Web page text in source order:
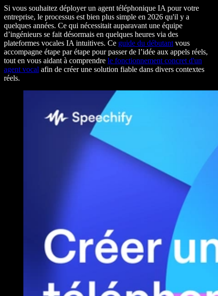
Si vous souhaitez déployer un agent téléphonique IA pour votre
entreprise, le processus est bien plus simple en 2026 qu'il y a
quelques années. Ce qui nécessitait auparavant une équipe
d’ingénieurs se fait désormais en quelques heures via des
plateformes vocales IA intuitives. Ce guide du débutant vous
accompagne étape par étape pour passer de l’idée aux appels réels,
tout en vous aidant à comprendre le fonctionnement concret d'un
agent vocal afin de créer une solution fiable dans divers contextes
réels.